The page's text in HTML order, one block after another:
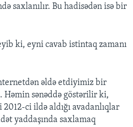
saxlanılır. Bu hadisədən isə bir
ki, eyni cavab istintaq zamanı
əldə etdiyimiz bir
Həmin sənəddə göstərilir ki,
ci ildə aldığı avadanlıqlar
yaddaşında saxlamaq